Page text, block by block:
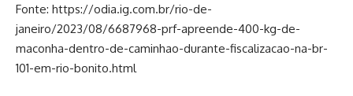
Fonte: https://odia.ig.com.br/rio-de-
janeiro/2023/08/6687968-prf-apreende-400-kg-de-
maconha-dentro-de-caminhao-durante-fiscalizacao-na-br-
101-em-rio-bonito.html